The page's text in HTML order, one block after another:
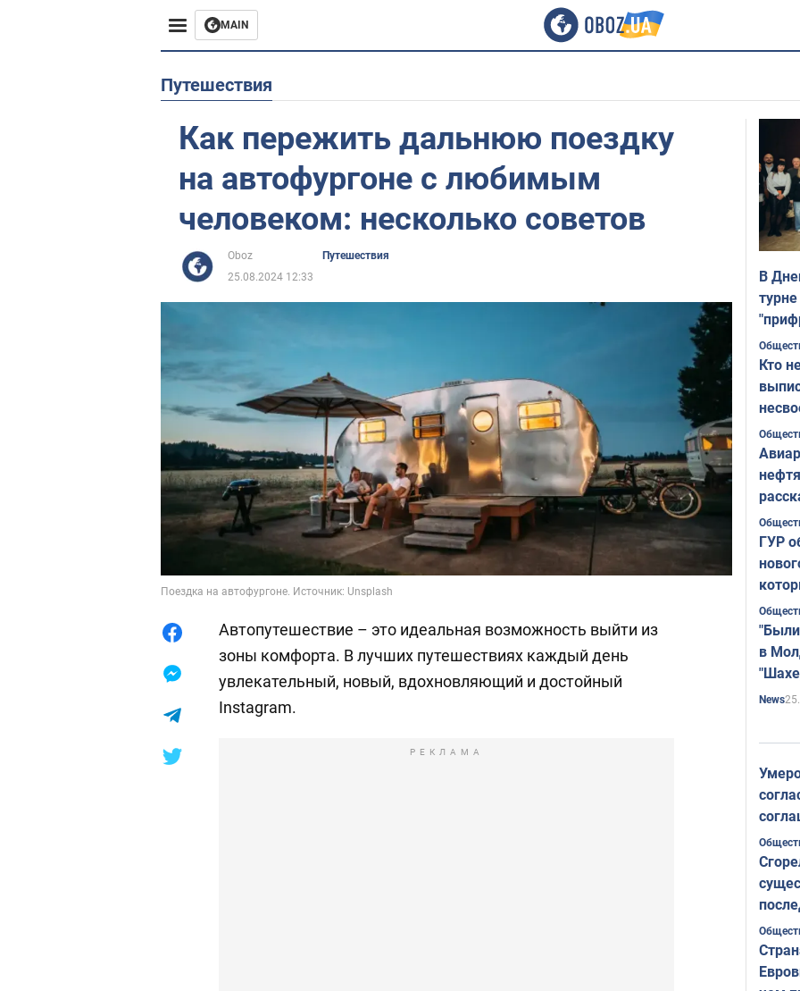
MAIN
Жизнь
Путешествия
Как пережить дальнюю поездку
на автофургоне с любимым
человеком: несколько советов
Oboz
Путешествия
25.08.2024 12:33
Поездка на автофургоне. Источник: Unsplash
Автопутешествие – это идеальная возможность выйти из
зоны комфорта. В лучших путешествиях каждый день
увлекательный, новый, вдохновляющий и достойный
Instagram.
РЕКЛАМА
В
Кто
ГУР
в
News